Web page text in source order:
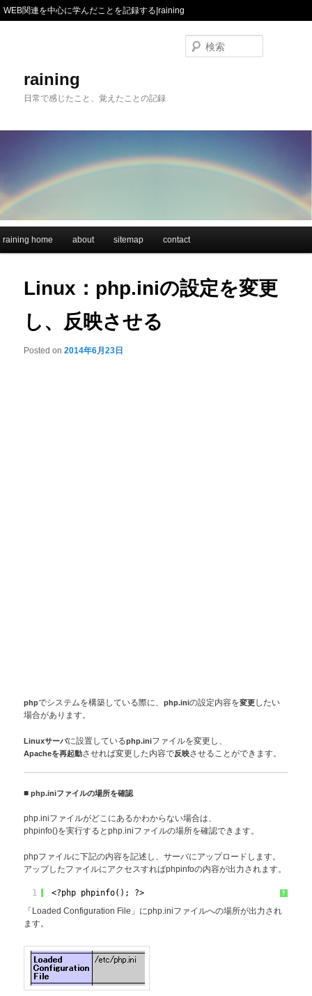
WEB関連を中心に学んだことを記録する|raining
raining
日常で感じたこと、覚えたことの記録
メインコンテンツへ移動
サブコンテンツへ移動
raining home about sitemap contact
Linux：php.iniの設定を変更
し、反映させる
Posted on2014年6月23日
phpでシステムを構築している際に、php.iniの設定内容を変更したい
場合があります。
Linuxサーバに設置しているphp.iniファイルを変更し、
Apacheを再起動させれば変更した内容で反映させることができます。
■php.iniファイルの場所を確認
php.iniファイルがどこにあるかわからない場合は、
phpinfo()を実行するとphp.iniファイルの場所を確認できます。
phpファイルに下記の内容を記述し、サーバにアップロードします。
アップしたファイルにアクセスすればphpinfoの内容が出力されます。
?
1 <?php phpinfo(); ?>
「Loaded Configuration File」にphp.iniファイルへの場所が出力され
ます。